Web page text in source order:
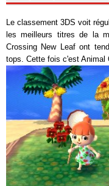
Le classement 3DS voit
les meilleurs titres de la
Crossing New Leaf ont
tops. Cette fois c'est Animal